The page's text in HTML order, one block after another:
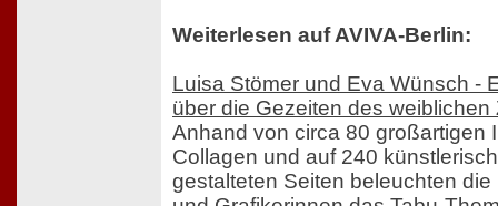
Weiterlesen auf AVIVA-Berlin:
Luisa Stömer und Eva Wünsch -
über die Gezeiten des weiblichen
Anhand von circa 80 großartigen
Collagen und auf 240
gestalteten Seiten beleuchten